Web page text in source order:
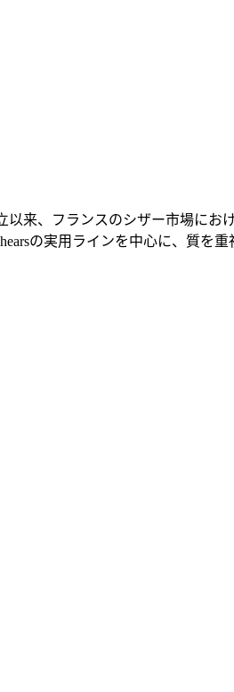
以来、フランスのシザー市場にお
の実用ラインを中心に、質を